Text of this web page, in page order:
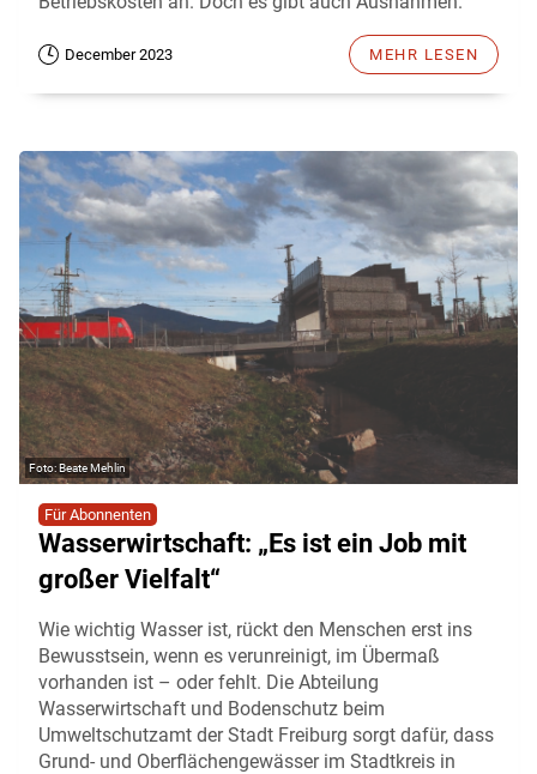
December 2023 MEHR LESEN
Beate Mehlin
Für Abonnenten
Wasserwirtschaft: „Es ist ein Job mit
großer Vielfalt“
Wie wichtig Wasser ist, rückt den Menschen erst ins
Bewusstsein, wenn es verunreinigt, im Übermaß
vorhanden ist – oder fehlt. Die Abteilung
Wasserwirtschaft und Bodenschutz beim
Umweltschutzamt der Stadt Freiburg sorgt dafür, dass
Grund- und Oberflächengewässer im Stadtkreis in